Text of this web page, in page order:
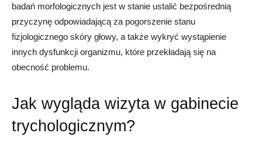
badań morfologicznych jest w stanie ustalić bezpośrednią
przyczynę odpowiadającą za pogorszenie stanu
fizjologicznego skóry głowy, a także wykryć wystąpienie
innych dysfunkcji organizmu, które przekładają się na
obecność problemu.
Jak wygląda wizyta w gabinecie
trychologicznym?